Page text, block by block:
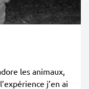
les animaux,
j’en ai